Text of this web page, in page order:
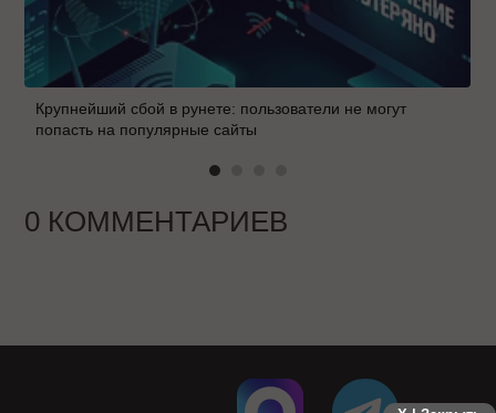
Крупнейший сбой в рунете: пользователи не могут
попасть на популярные сайты
0 КОММЕНТАРИЕВ